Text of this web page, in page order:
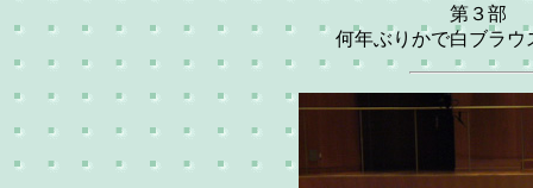
第３部
何年ぶりかで白ブラ